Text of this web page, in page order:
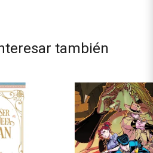
también